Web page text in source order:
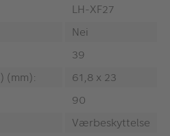
LH-XF27
Nei
39
(mm):
61,8 x 23
90
Værbeskyttelse